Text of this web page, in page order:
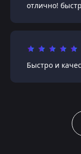
отлично!
Быстро и